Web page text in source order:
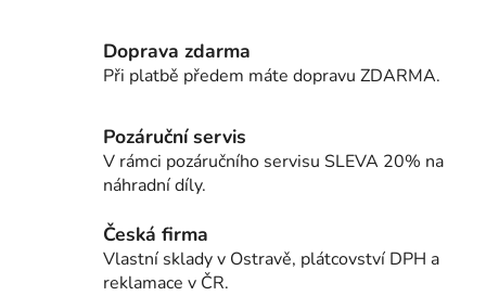
í
p
v
k
p
í
Doprava zdarma
Při platbě předem máte dopravu ZDARMA.
Pozáruční servis
V rámci pozáručního servisu SLEVA 20% na
náhradní díly.
Česká firma
Vlastní sklady v Ostravě, plátcovství DPH a
reklamace v ČR.